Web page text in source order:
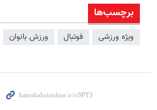
برچسب‌ها
ویژه ورزشی فوتبال ورزش بانوان